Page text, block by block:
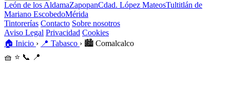
León de los AldamaZapopanCdad. López MateosTultitlán de
Mariano EscobedoMérida
Tintorerías Contacto Sobre nosotros
Aviso Legal Privacidad Cookies
🏠 Inicio › 📍 Tabasco › 🏙️ Comalcalco
🧺 ⭐ 📞 📍